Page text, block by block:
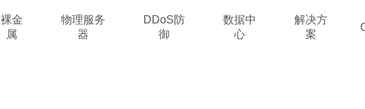
裸金
属
物理服务
器
DDoS防
御
数据中
心
解决方
案